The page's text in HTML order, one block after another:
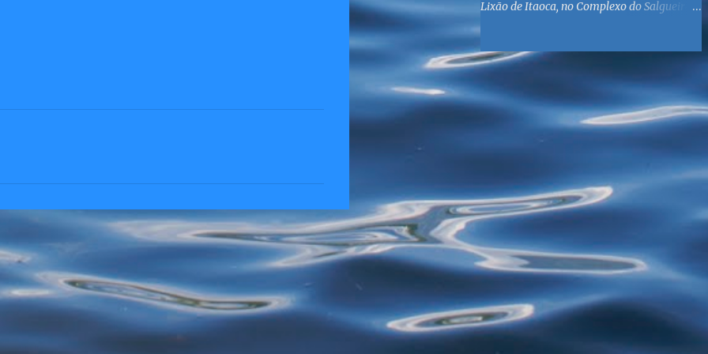
Lixão de Itaoca, no Complexo do Salgueiro,
catadores locais, como comida e material
higiênico, além de atendimento médico. O
Fórum Local espera contar com a
participação de ONGs locais e da população
Feliciano Sodré 82, Sala 104 – Centro, no
horário 9h às 17h, de segunda a sexta. Mais
informações também podem ser obtidas
agenda21sg@r7.com . O Lixão do Salgueiro
foi fechado em fevereiro por determinação
do Governo Federal, que está instituindo o
fim de lixões no Brasil até 2014. Os
habitantes da região que viviam do lixo há
mais de 40 anos - selecionando roupas e